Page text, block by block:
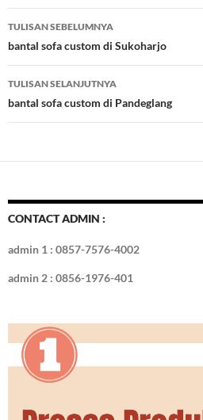
b
o
o
k
er es
t
bl
r
e
dI
n
Navigasi
Tulisan
TULISAN SEBELUMNYA
bantal sofa custom di Sukoharjo
TULISAN SELANJUTNYA
bantal sofa custom di Pandeglang
CONTACT ADMIN :
admin 1 : 0857-7576-4002
admin 2 : 0856-1976-401